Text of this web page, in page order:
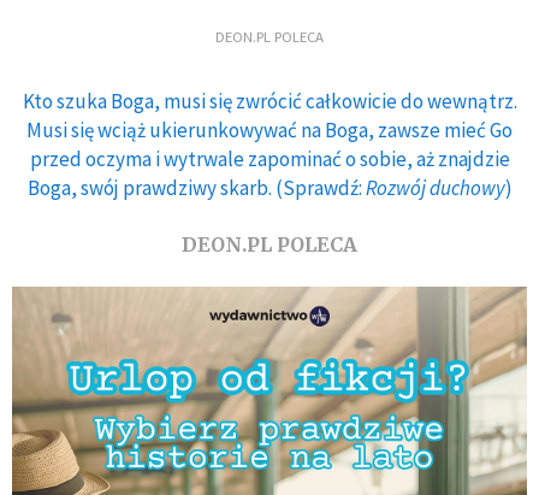
DEON.PL POLECA
Kto szuka Boga, musi się zwrócić całkowicie do wewnątrz.
Musi się wciąż ukierunkowywać na Boga, zawsze mieć Go
przed oczyma i wytrwale zapominać o sobie, aż znajdzie
Boga, swój prawdziwy skarb. (Sprawdź:Rozwój duchowy)
DEON.PL POLECA